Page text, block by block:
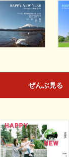
ぜんぶ見る